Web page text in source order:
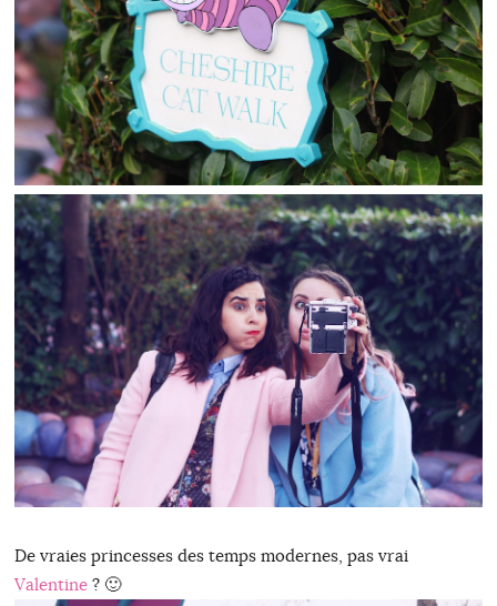
De vraies princesses des temps modernes, pas vrai
Valentine? 🙂